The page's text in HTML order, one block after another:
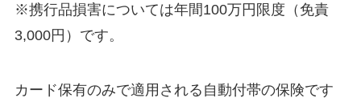
※携行品損害については年間100万円限度（免責
3,000円）です。
カード保有のみで適用される自動付帯の保険です